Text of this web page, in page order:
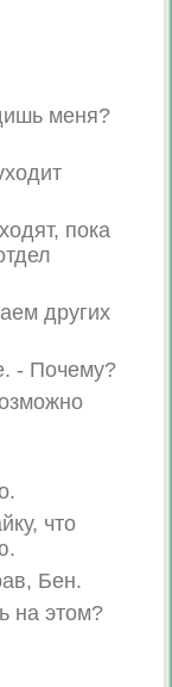
меня?
пока
других
- Почему?
что
Бен.
на этом?